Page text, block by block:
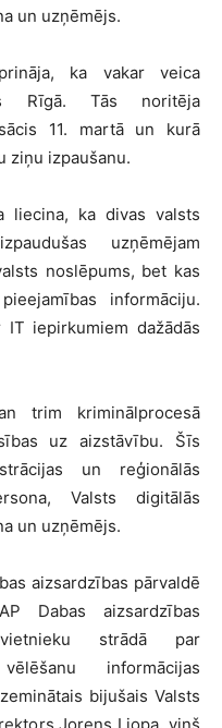
un uzņēmējs.
ka vakar veica
Rīgā. Tās noritēja
11. martā un kurā
ziņu izpaušanu.
liecina, ka divas valsts
uzņēmējam
noslēpums, bet kas
informāciju.
iepirkumiem dažādās
trim kriminālprocesā
uz aizstāvību. Šīs
un reģionālās
Valsts digitālās
un uzņēmējs.
aizsardzības pārvaldē
Dabas aizsardzības
strādā par
informācijas
bijušais Valsts